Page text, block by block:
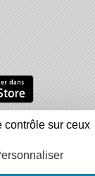
inapproprié
Connexion
contrôle sur ceux